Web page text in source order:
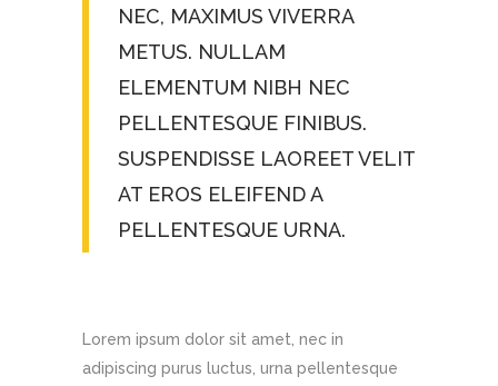
NEC, MAXIMUS VIVERRA
METUS. NULLAM
ELEMENTUM NIBH NEC
PELLENTESQUE FINIBUS.
SUSPENDISSE LAOREET VELIT
AT EROS ELEIFEND A
PELLENTESQUE URNA.
Lorem ipsum dolor sit amet, nec in
adipiscing purus luctus, urna pellentesque